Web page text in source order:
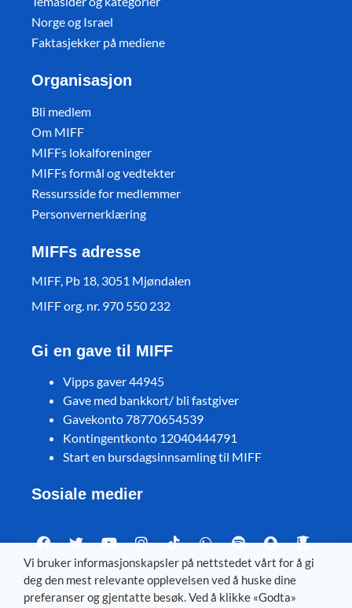
Norge og Israel
Faktasjekker på mediene
Organisasjon
Bli medlem
Om MIFF
MIFFs lokalforeninger
MIFFs formål og vedtekter
Ressursside for medlemmer
Personvernerklæring
MIFFs adresse
MIFF, Pb 18, 3051 Mjøndalen
MIFF org. nr. 970 550 232
Gi en gave til MIFF
Vipps gaver 44945
Gave med bankkort/ bli fastgiver
Gavekonto 78770654539
Kontingentkonto 12040444791
Start en bursdagsinnsamling til MIFF
Sosiale medier
Visit MIFF in other languages
Vi bruker informasjonskapsler på nettstedet vårt for å gi
deg den mest relevante opplevelsen ved å huske dine
preferanser og gjentatte besøk. Ved å klikke «Godta»